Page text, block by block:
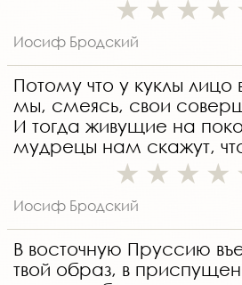
Иосиф Бродский
Потому что у куклы лицо
мы, смеясь, свои
И тогда живущие на
мудрецы нам скажут,
Иосиф Бродский
В восточную Пруссию
твой образ, в